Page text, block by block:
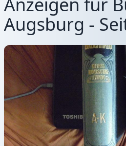
Augsburg -